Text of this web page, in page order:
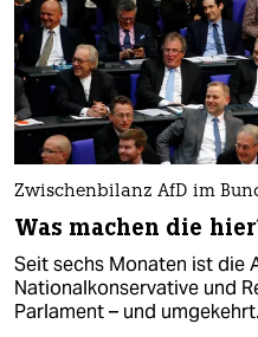
Zwischenbilanz AfD im
Was machen die
Seit sechs Monaten ist die
Nationalkonservative und
Parlament – und umgekehrt.